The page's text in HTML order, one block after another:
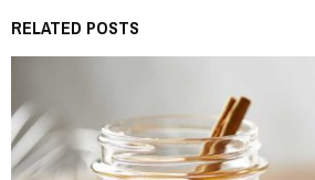
RELATED POSTS